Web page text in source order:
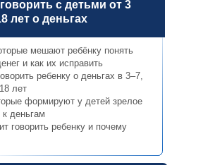
мешают ребёнку понять
и как их исправить
ребенку о деньгах в 3–7,
лет
формируют у детей зрелое
деньгам
говорить ребенку и почему
говорить с детьми от 3
лет о деньгах